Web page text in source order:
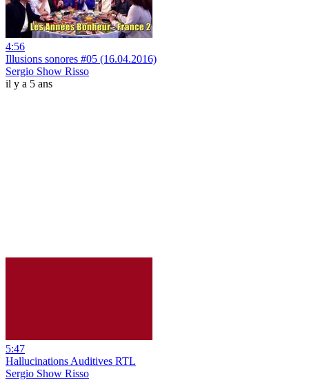
4:56
Illusions sonores #05 (16.04.2016)
Sergio Show Risso
il y a 5 ans
5:47
Hallucinations Auditives RTL
Sergio Show Risso